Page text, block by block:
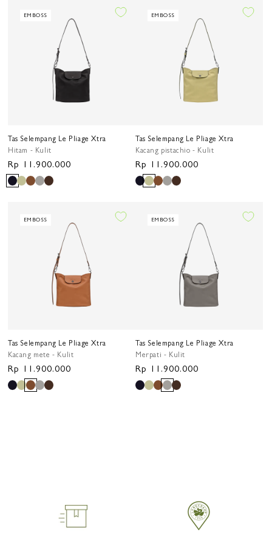
EMBOSS
Tas Selempang Le Pliage Xtra
Hitam - Kulit
Harga
reguler
Rp 11.900.000
EMBOSS
Tas Selempang Le Pliage Xtra
Kacang pistachio - Kulit
Harga
reguler
Rp 11.900.000
EMBOSS
Tas Selempang Le Pliage Xtra
Kacang mete - Kulit
Harga
reguler
Rp 11.900.000
EMBOSS
Tas Selempang Le Pliage Xtra
Merpati - Kulit
Harga
reguler
Rp 11.900.000